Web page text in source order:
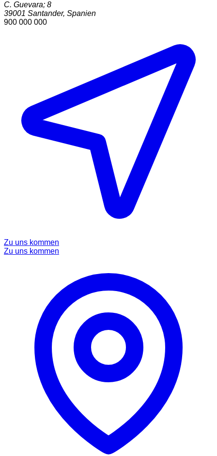
C. Guevara; 8
39001 Santander, Spanien
900 000 000
Zu uns kommen
Zu uns kommen